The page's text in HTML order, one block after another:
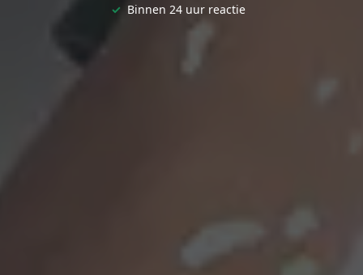
✓ Binnen 24 uur reactie